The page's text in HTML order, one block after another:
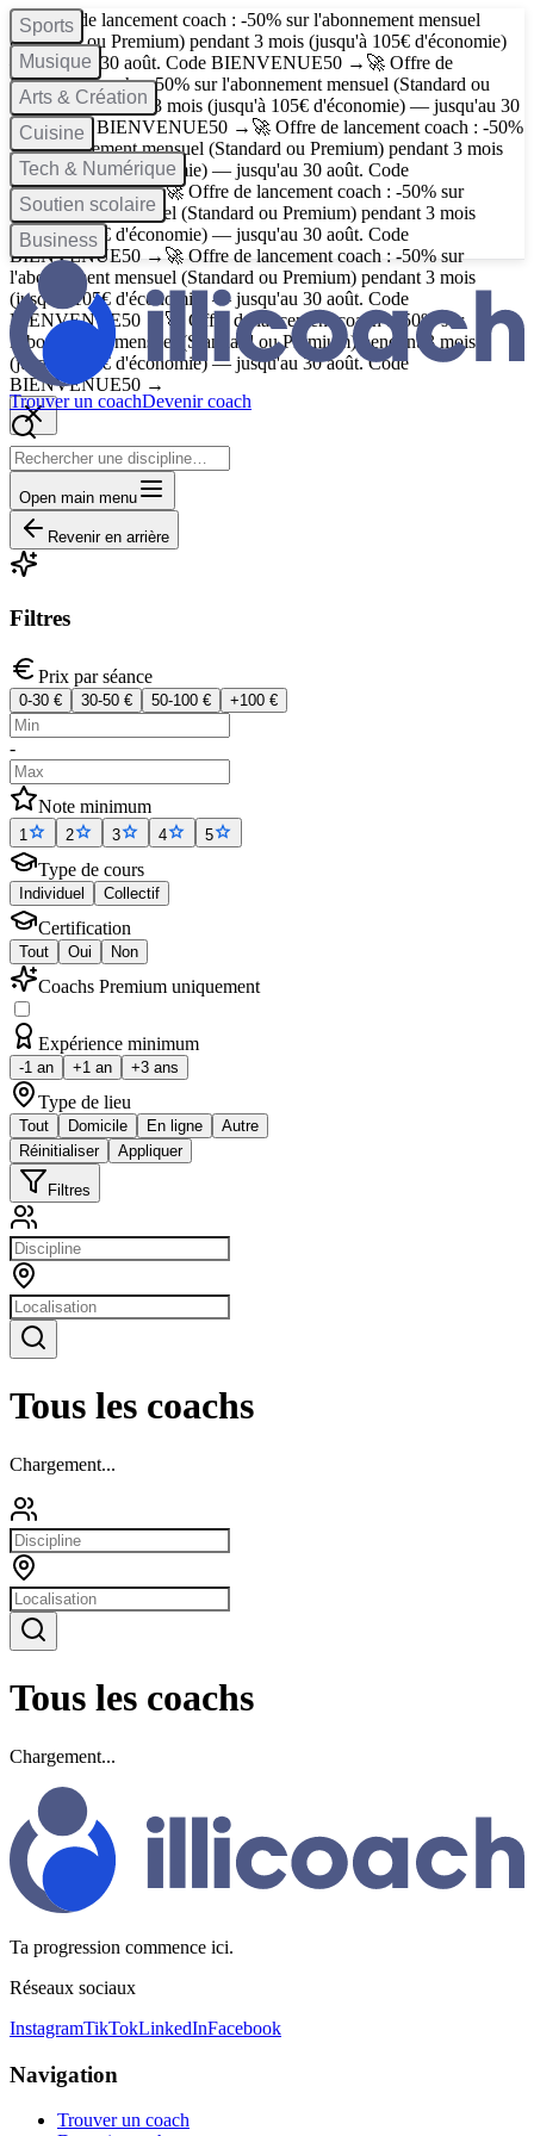
🚀 Offre de lancement coach : -50% sur l'abonnement mensuel
(Standard ou Premium) pendant 3 mois (jusqu'à 105€ d'économie)
— jusqu'au 30 août. Code BIENVENUE50 → 🚀 Offre de
lancement coach : -50% sur l'abonnement mensuel (Standard ou
Premium) pendant 3 mois (jusqu'à 105€ d'économie) — jusqu'au 30
août. Code BIENVENUE50 → 🚀 Offre de lancement coach : -50%
sur l'abonnement mensuel (Standard ou Premium) pendant 3 mois
(jusqu'à 105€ d'économie) — jusqu'au 30 août. Code
BIENVENUE50→🚀 Offre de lancement coach : -50% sur
l'abonnement mensuel (Standard ou Premium) pendant 3 mois
(jusqu'à 105€ d'économie) — jusqu'au 30 août. Code
BIENVENUE50→🚀 Offre de lancement coach : -50% sur
l'abonnement mensuel (Standard ou Premium) pendant 3 mois
(jusqu'à 105€ d'économie) — jusqu'au 30 août. Code
BIENVENUE50
🚀 Offre de lancement coach : -50% sur
l'abonnement mensuel (Standard ou Premium) pendant 3 mois
(jusqu'à 105€ d'économie) — jusqu'au 30 août. Code
BIENVENUE50 →
Sports
Musique
Arts & Création
Cuisine
Tech & Numérique
Soutien scolaire
Business
Trouver un coachDevenir coach
Open main menu
Revenir en arrière
Filtres
Prix par séance
0-30 € 30-50 € 50-100 € +100 €
-
Note minimum
1 2 3 4 5
Type de cours
Individuel Collectif
Certification
Tout Oui Non
Coachs Premium uniquement
Expérience minimum
-1 an +1 an +3 ans
Type de lieu
Tout Domicile En ligne
Autre
Réinitialiser
Appliquer
Filtres
Tous les coachs
Chargement...
Tous les coachs
Chargement...
Ta progression commence ici.
Réseaux sociaux
InstagramTikTokLinkedInFacebook
Navigation
Trouver un coach